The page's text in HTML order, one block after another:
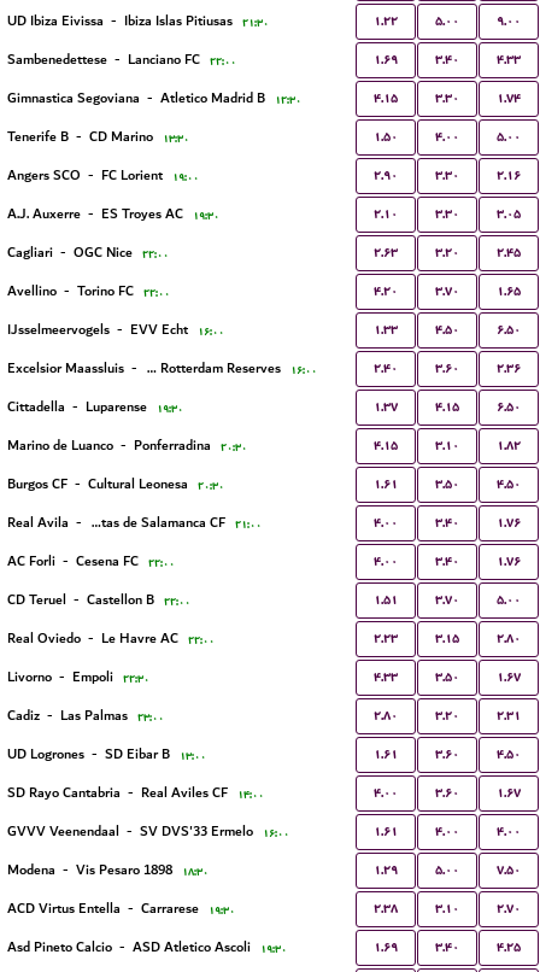
UD Ibiza Eivissa - Ibiza Islas Pitiusas ۲۱:۳۰ ۱.۲۲ ۵.۰۰ ۹.۰۰
Sambenedettese - Lanciano FC ۲۲:۰۰ ۱.۶۹ ۳.۴۰ ۴.۳۳
Gimnastica Segoviana - Atletico Madrid B ۱۲:۳۰ ۴.۱۵ ۳.۳۰ ۱.۷۴
Tenerife B - CD Marino ۱۳:۳۰ ۱.۵۰ ۴.۰۰ ۵.۰۰
Angers SCO - FC Lorient ۱۹:۰۰ ۲.۹۰ ۳.۳۰ ۲.۱۶
A.J. Auxerre - ES Troyes AC ۱۹:۳۰ ۲.۱۰ ۳.۳۰ ۳.۰۵
Cagliari - OGC Nice ۲۲:۰۰ ۲.۶۳ ۳.۲۰ ۲.۴۵
Avellino - Torino FC ۲۲:۰۰ ۴.۲۰ ۳.۷۰ ۱.۶۵
IJsselmeervogels - EVV Echt ۱۶:۰۰ ۱.۳۳ ۴.۵۰ ۶.۵۰
Excelsior Maassluis - Sparta Rotterdam Reserves ۱۶:۰۰ ۲.۴۰ ۳.۶۰ ۲.۳۶
Cittadella - Luparense ۱۹:۳۰ ۱.۳۷ ۴.۱۵ ۶.۵۰
Marino de Luanco - Ponferradina ۲۰:۳۰ ۴.۱۵ ۳.۱۰ ۱.۸۲
Burgos CF - Cultural Leonesa ۲۰:۳۰ ۱.۶۱ ۳.۵۰ ۴.۵۰
Real Avila - Unionistas de Salamanca CF ۲۱:۰۰ ۴.۰۰ ۳.۴۰ ۱.۷۶
AC Forli - Cesena FC ۲۲:۰۰ ۴.۰۰ ۳.۴۰ ۱.۷۶
CD Teruel - Castellon B ۲۲:۰۰ ۱.۵۱ ۳.۷۰ ۵.۰۰
Real Oviedo - Le Havre AC ۲۲:۰۰ ۲.۲۳ ۳.۱۵ ۲.۸۰
Livorno - Empoli ۲۲:۳۰ ۴.۳۳ ۳.۵۰ ۱.۶۷
Cadiz - Las Palmas ۲۳:۰۰ ۲.۸۰ ۳.۲۰ ۲.۳۱
UD Logrones - SD Eibar B ۱۳:۰۰ ۱.۶۱ ۳.۶۰ ۴.۵۰
SD Rayo Cantabria - Real Aviles CF ۱۴:۰۰ ۴.۰۰ ۳.۶۰ ۱.۶۷
GVVV Veenendaal - SV DVS'33 Ermelo ۱۶:۰۰ ۱.۶۱ ۴.۰۰ ۴.۰۰
Modena - Vis Pesaro 1898 ۱۸:۳۰ ۱.۲۹ ۵.۰۰ ۷.۵۰
ACD Virtus Entella - Carrarese ۱۹:۳۰ ۲.۳۸ ۳.۱۰ ۲.۷۰
Asd Pineto Calcio - ASD Atletico Ascoli ۱۹:۳۰ ۱.۶۹ ۳.۴۰ ۴.۲۵